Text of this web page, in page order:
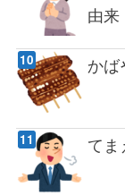
由来
か
て